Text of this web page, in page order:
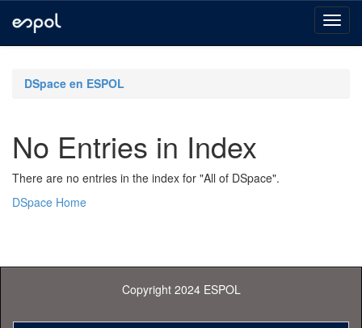
navigationDSpace en ESPOL
No Entries in Index
There are no entries in the index for "All of DSpace".
DSpace Home
Copyright 2024 ESPOL